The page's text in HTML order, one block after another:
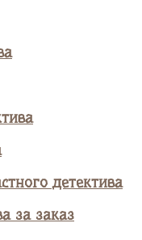
детектива
за заказ